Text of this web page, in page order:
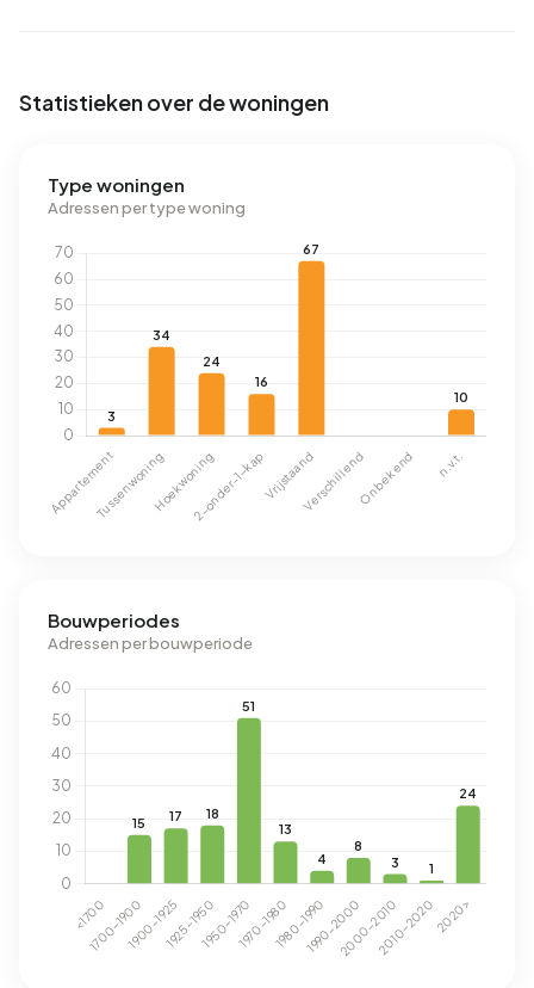
Statistieken over de woningen
Type woningen
Adressen per type woning
Bouwperiodes
Adressen per bouwperiode